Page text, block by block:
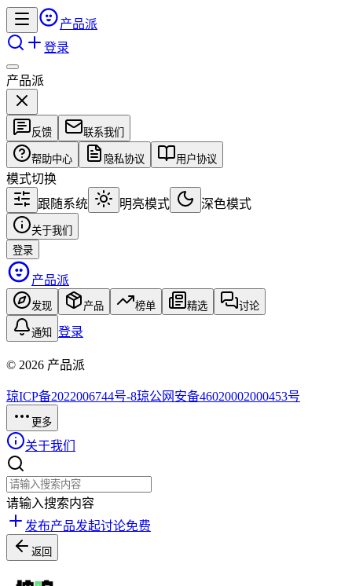
产品派
登录
产品派
反馈 联系我们
帮助中心 隐私协议 用户协议
模式切换
跟随系统
明亮模式 深色模式
关于我们
登录
产品派
发现 产品 榜单 精选 讨论
通知 登录
© 2026 产品派
琼ICP备2022006744号-8琼公网安备46020002000453号
更多
关于我们
请输入搜索内容
发布产品发起讨论免费
返回